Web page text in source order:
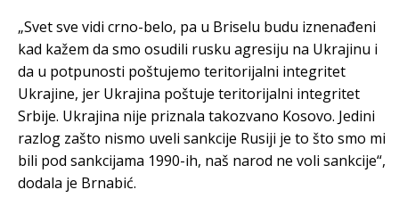
„Svet sve vidi crno-belo, pa u Briselu budu iznenađeni
kad kažem da smo osudili rusku agresiju na Ukrajinu i
da u potpunosti poštujemo teritorijalni integritet
Ukrajine, jer Ukrajina poštuje teritorijalni integritet
Srbije. Ukrajina nije priznala takozvano Kosovo. Jedini
razlog zašto nismo uveli sankcije Rusiji je to što smo mi
bili pod sankcijama 1990-ih, naš narod ne voli sankcije“,
dodala je Brnabić.